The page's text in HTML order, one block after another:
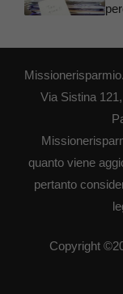
Via Sistina
quanto viene
pertanto
Copyright